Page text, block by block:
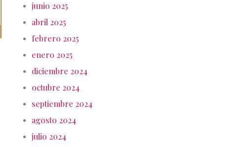
junio 2025
abril 2025
febrero 2025
enero 2025
diciembre 2024
octubre 2024
septiembre 2024
agosto 2024
julio 2024